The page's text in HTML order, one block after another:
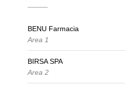
BENU Farmacia
Area 1
BIRSA SPA
Area 2